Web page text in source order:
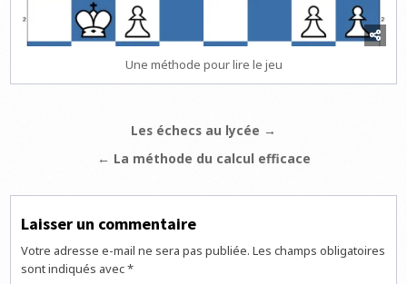
Une méthode pour lire le jeu
NavigationLes échecs au lycée →
← La méthode du calcul efficace
Laisser un commentaire
Votre adresse e-mail ne sera pas publiée. Les champs obligatoires
sont indiqués avec*